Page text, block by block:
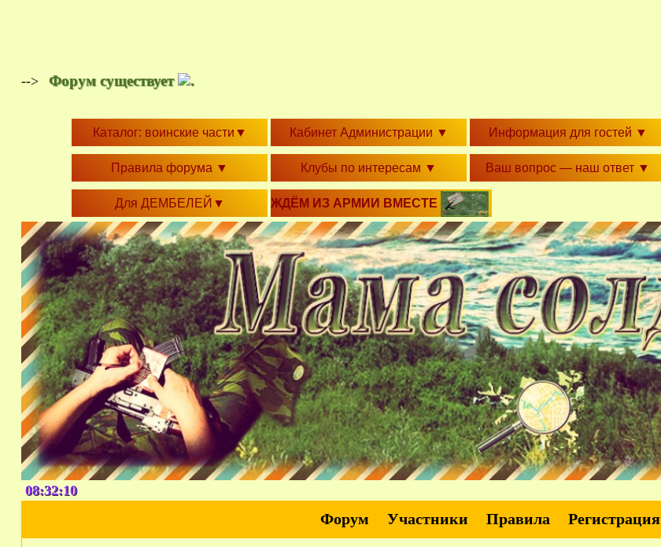
--> Форум существует .
Каталог: воинские части ▼ Кабинет Администрации ▼ Информация для гостей ▼
Правила форума ▼ Клубы по интересам ▼ Ваш вопрос — наш ответ ▼
Для ДЕМБЕЛЕЙ ▼ ЖДЁМ ИЗ АРМИИ ВМЕСТЕ
08:32:12
Форум Участники Правила Регистрация